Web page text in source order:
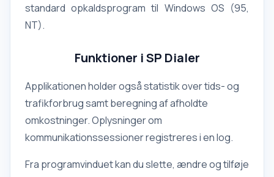
standard opkaldsprogram til Windows OS (95,
NT).
Funktioner i SP Dialer
Applikationen holder også statistik over tids- og
trafikforbrug samt beregning af afholdte
omkostninger. Oplysninger om
kommunikationssessioner registreres i en log.
Fra programvinduet kan du slette, ændre og tilføje